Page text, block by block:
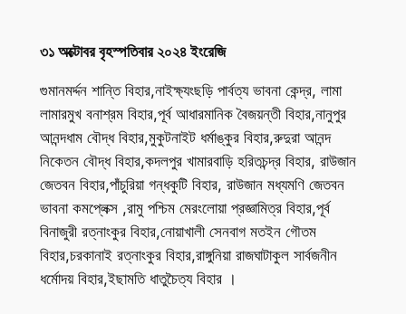
৩১ অক্টোবর বৃহস্পতিবার ২০২৪ ইংরেজি
গুমানমর্দ্দন শান্তি বিহার,নাইক্ষ্যংছড়ি পার্বত্য ভাবনা কেন্দ্র, লামা
লামারমুখ বনাশ্রম বিহার,পূর্ব আধারমানিক বৈজয়ন্তী বিহার,নানুপুর
আনন্দধাম বৌদ্ধ বিহার,মুকুটনাইট ধর্মাঙ্কুর বিহার,রুদুরা আনন্দ
নিকেতন বৌদ্ধ বিহার,কদলপুর খামারবাড়ি হরিতচন্দ্র বিহার, রাউজান
জেতবন বিহার,পাঁচুরিয়া গন্ধকুটি বিহার, রাউজান মধ্যমণি জেতবন
ভাবনা কমপ্লেক্স ,রামু পশ্চিম মেরংলোয়া প্রজ্ঞামিত্র বিহার,পূর্ব
বিনাজুরী রত্নাংকুর বিহার,নোয়াখালী সেনবাগ মতইন গৌতম
বিহার,চরকানাই রত্নাংকুর বিহার,রাঙ্গুনিয়া রাজঘাটাকুল সার্বজনীন
ধর্মোদয় বিহার,ইছামতি ধাতুচৈত্য বিহার ।